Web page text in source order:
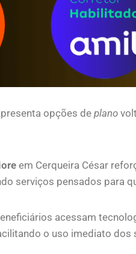
opções de plano
em Cerqueira César
serviços pensados para
acessam
o uso imediato dos